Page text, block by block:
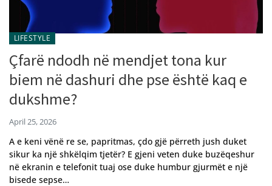
LIFESTYLE
Çfarë ndodh në mendjet tona kur
biem në dashuri dhe pse është kaq e
dukshme?
April 25, 2026
A e keni vënë re se, papritmas, çdo gjë përreth jush duket
sikur ka një shkëlqim tjetër? E gjeni veten duke buzëqeshur
në ekranin e telefonit tuaj ose duke humbur gjurmët e një
bisede sepse…